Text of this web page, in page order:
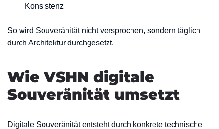
Konsistenz
So wird Souveränität nicht versprochen, sondern täglich
durch Architektur durchgesetzt.
Wie VSHN digitale
Souveränität umsetzt
Digitale Souveränität entsteht durch konkrete technische